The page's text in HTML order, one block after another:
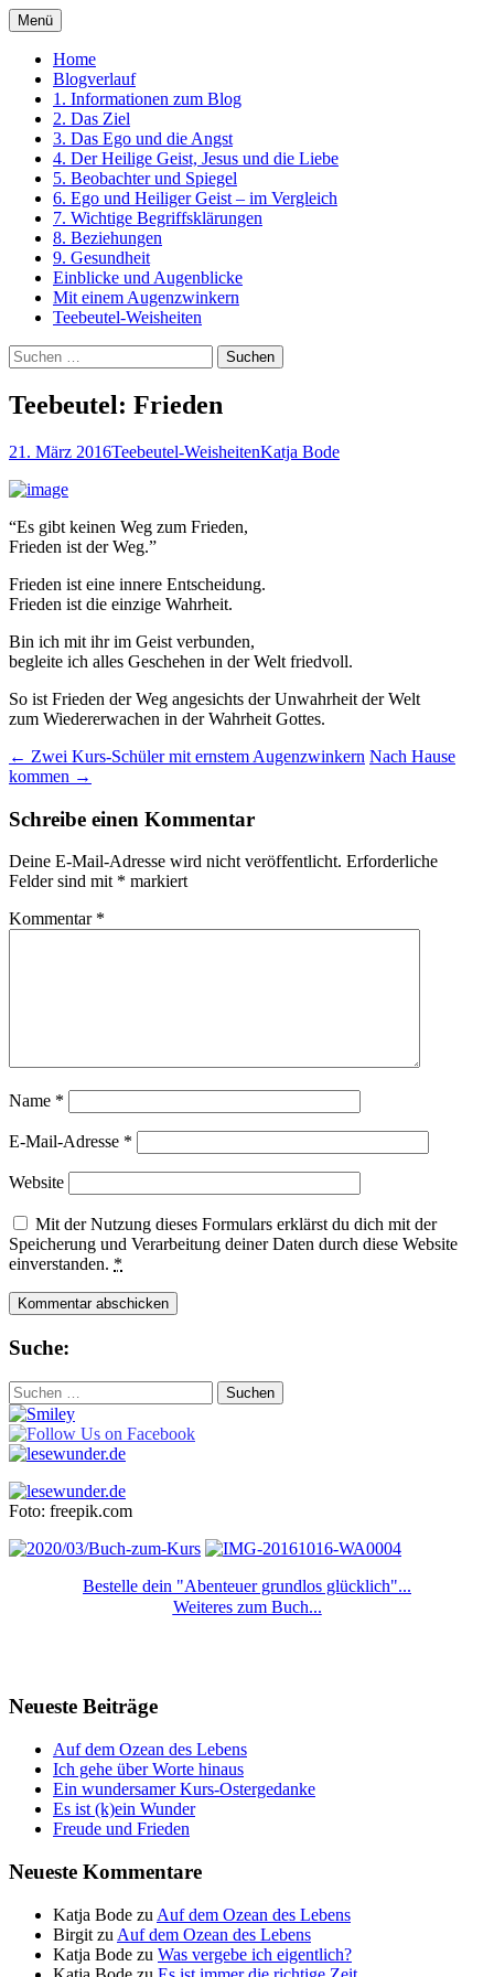
Zum
Inhalt
springen
Ein Kurs in Wundern
Menü
Home
Blogverlauf
1. Informationen zum Blog
2. Das Ziel
3. Das Ego und die Angst
4. Der Heilige Geist, Jesus und die Liebe
5. Beobachter und Spiegel
6. Ego und Heiliger Geist – im Vergleich
7. Wichtige Begriffsklärungen
8. Beziehungen
9. Gesundheit
Einblicke und Augenblicke
Mit einem Augenzwinkern
Teebeutel-Weisheiten
Suchen
nach:
Teebeutel: Frieden
21. März 2016Teebeutel-WeisheitenKatja Bode
“Es gibt keinen Weg zum Frieden,
Frieden ist der Weg.”
Frieden ist eine innere Entscheidung.
Frieden ist die einzige Wahrheit.
Bin ich mit ihr im Geist verbunden,
begleite ich alles Geschehen in der Welt friedvoll.
So ist Frieden der Weg angesichts der Unwahrheit der Welt
zum Wiedererwachen in der Wahrheit Gottes.
Beitragsnavigation
← Zwei Kurs-Schüler mit ernstem Augenzwinkern Nach Hause
kommen →
Schreibe einen Kommentar
Deine E-Mail-Adresse wird nicht veröffentlicht. Erforderliche
Felder sind mit * markiert
Kommentar *
Name *
E-Mail-Adresse *
Website
Mit der Nutzung dieses Formulars erklärst du dich mit der
Speicherung und Verarbeitung deiner Daten durch diese Website
einverstanden. *
Suche:
Suchen
nach:
Foto: freepik.com
Bestelle dein "Abenteuer grundlos glücklich"...
Weiteres zum Buch...
Neueste Beiträge
Auf dem Ozean des Lebens
Ich gehe über Worte hinaus
Ein wundersamer Kurs-Ostergedanke
Es ist (k)ein Wunder
Freude und Frieden
Neueste Kommentare
Katja Bode zu Auf dem Ozean des Lebens
Birgit zu Auf dem Ozean des Lebens
Katja Bode zu Was vergebe ich eigentlich?